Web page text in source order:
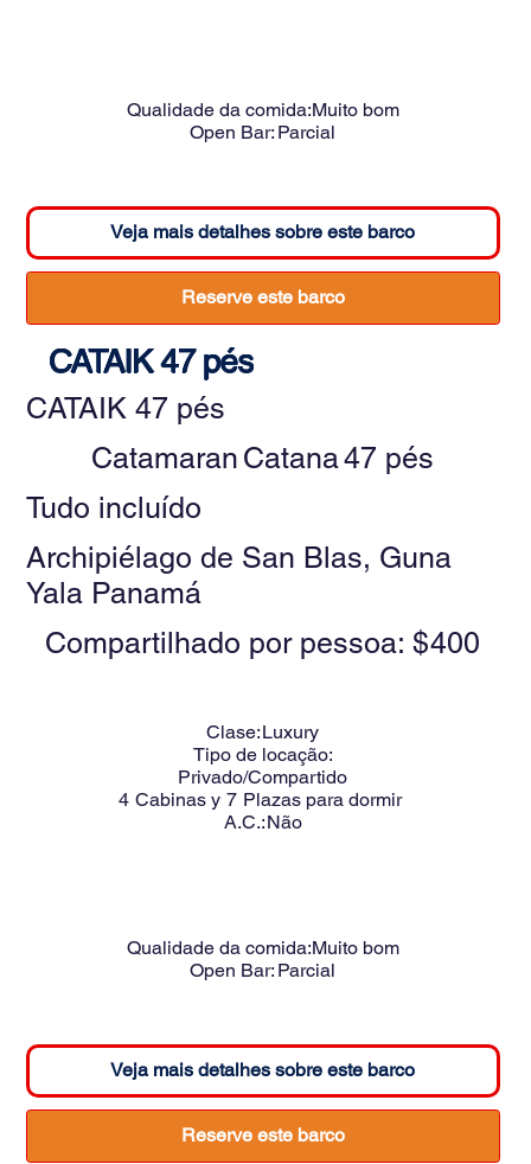
Qualidade da comida:Muito bom
Open Bar: Parcial
Veja mais detalhes sobre este barco
Reserve este barco
CATAIK 47 pés
CATAIK 47 pés
Catamaran Catana47 pés
Tudo incluído
Archipiélago de San Blas, Guna
Yala Panamá
Compartilhado por pessoa: $400
Clase:Luxury
Tipo de locação:
Privado/Compartido
4 Cabinas y 7 Plazas para dormir
A.C.:Não
Qualidade da comida:Muito bom
Open Bar: Parcial
Veja mais detalhes sobre este barco
Reserve este barco